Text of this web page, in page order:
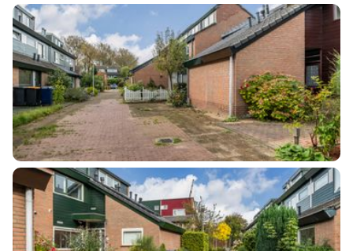
Aantal kamers 4 kamers (3 slaapkamers)
Aantal badkamers 1 badkamer
Aantal woonlagen 3
Energie
Energielabel B